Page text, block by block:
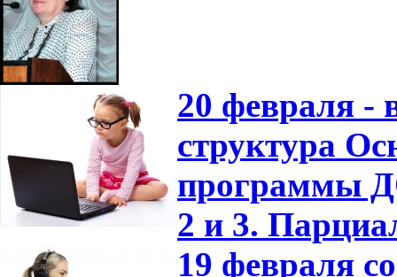
20 февраля -
структура
программы
2 и 3.
19 февраля